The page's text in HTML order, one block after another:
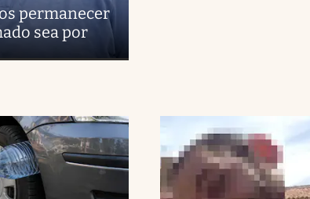
permanecer
sea por